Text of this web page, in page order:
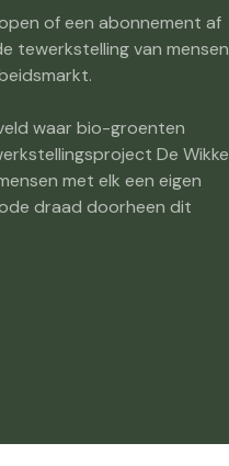
of een abonnement af
tewerkstelling van mensen
waar bio-groenten
De Wikke
met elk een eigen
draad doorheen dit